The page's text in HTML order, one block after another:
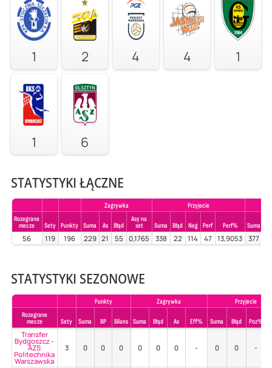
1 2 4 4 1
1 6
STATYSTYKI ŁĄCZNE
Zagrywka
Przyjecie
Rozegrane
mecze
Sety Punkty Suma As Błąd
Asy na
set
Suma Błąd Neg Perf Perf% Suma
56 119 196 229 21 55 0,1765 338 22 114 47 13,9053 377
STATYSTYKI SEZONOWE
Punkty Zagrywka
Przyjecie
Rozegrane
mecze
Sety Suma BP Bilans Suma Błąd As Eff% Suma Błąd Poz%
Transfer
Bydgoszcz -
AZS
Politechnika
Warszawska
3 0 0 0 0 0 0 - 0 0 -